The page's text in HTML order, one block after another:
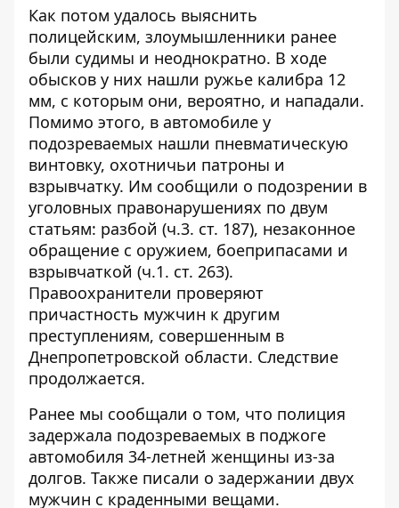
Как потом удалось выяснить
полицейским, злоумышленники ранее
были судимы и неоднократно. В ходе
обысков у них нашли ружье калибра 12
мм, с которым они, вероятно, и нападали.
Помимо этого, в автомобиле у
подозреваемых нашли пневматическую
винтовку, охотничьи патроны и
взрывчатку. Им сообщили о подозрении в
уголовных правонарушениях по двум
статьям: разбой (ч.3. ст. 187), незаконное
обращение с оружием, боеприпасами и
взрывчаткой (ч.1. ст. 263).
Правоохранители проверяют
причастность мужчин к другим
преступлениям, совершенным в
Днепропетровской области. Следствие
продолжается.
Ранее мы сообщали о том, что полиция
задержала подозреваемых в поджоге
автомобиля 34-летней женщины из-за
долгов. Также писали о задержании двух
мужчин с краденными вещами.